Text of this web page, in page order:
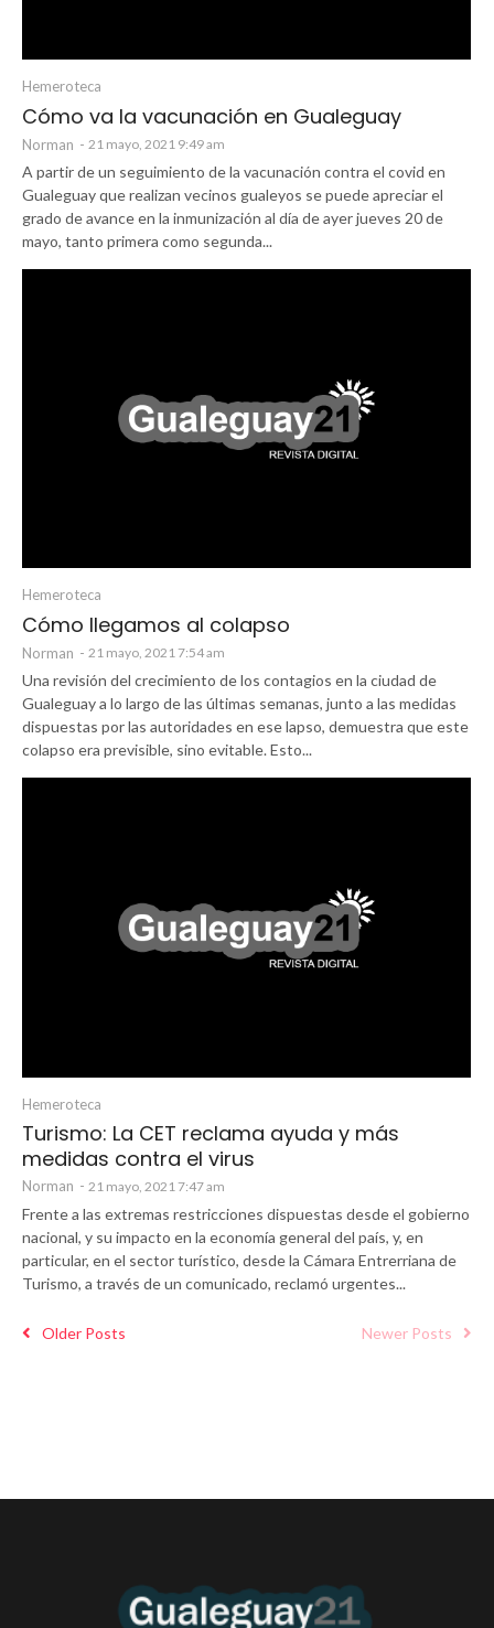
Hemeroteca
Cómo va la vacunación en Gualeguay
Norman - 21 mayo, 2021 9:49 am
A partir de un seguimiento de la vacunación contra el covid en
Gualeguay que realizan vecinos gualeyos se puede apreciar el
grado de avance en la inmunización al día de ayer jueves 20 de
mayo, tanto primera como segunda...
Hemeroteca
Cómo llegamos al colapso
Norman - 21 mayo, 2021 7:54 am
Una revisión del crecimiento de los contagios en la ciudad de
Gualeguay a lo largo de las últimas semanas, junto a las medidas
dispuestas por las autoridades en ese lapso, demuestra que este
colapso era previsible, sino evitable. Esto...
Hemeroteca
Turismo: La CET reclama ayuda y más
medidas contra el virus
Norman - 21 mayo, 2021 7:47 am
Frente a las extremas restricciones dispuestas desde el gobierno
nacional, y su impacto en la economía general del país, y, en
particular, en el sector turístico, desde la Cámara Entrerriana de
Turismo, a través de un comunicado, reclamó urgentes...
Older Posts Newer Posts